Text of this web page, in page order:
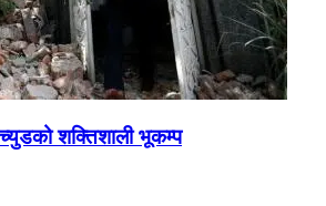
शक्तिशाली भूकम्प